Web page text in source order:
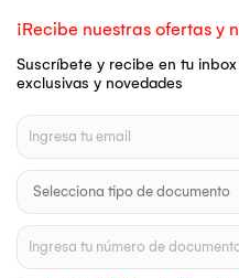
¡Recibe nuestras ofertas y
Suscríbete y recibe en tu
exclusivas y novedades